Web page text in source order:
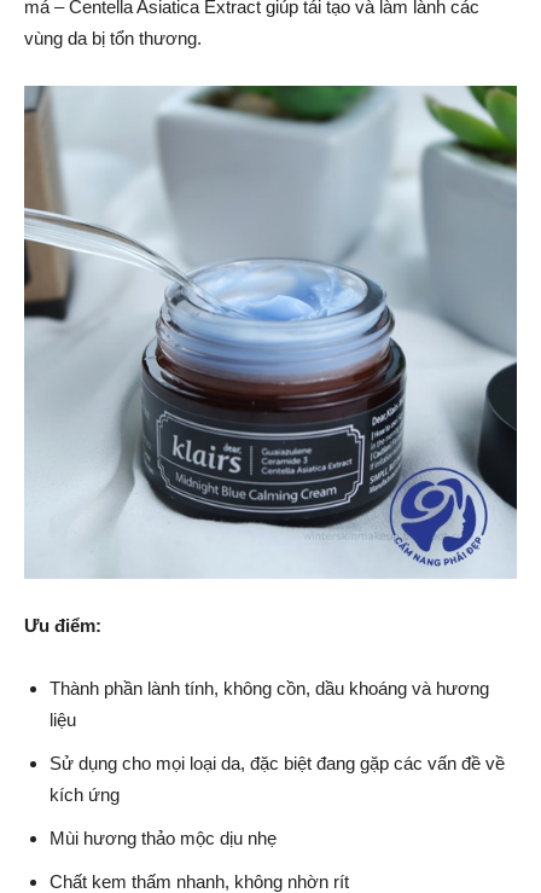
má – Centella Asiatica Extract giúp tái tạo và làm lành các
vùng da bị tổn thương.
Ưu điểm:
Thành phần lành tính, không cồn, dầu khoáng và hương
liệu
Sử dụng cho mọi loại da, đặc biệt đang gặp các vấn đề về
kích ứng
Mùi hương thảo mộc dịu nhẹ
Chất kem thấm nhanh, không nhờn rít